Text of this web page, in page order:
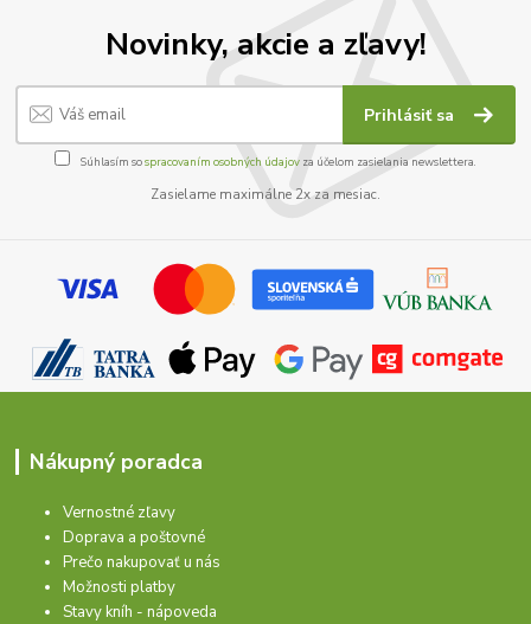
Novinky, akcie a zľavy!
Prihlásiť sa
Súhlasím sospracovaním osobných údajov za účelom zasielania newslettera.
Zasielame maximálne 2x za mesiac.
Nákupný poradca
Vernostné zľavy
Doprava a poštovné
Prečo nakupovať u nás
Možnosti platby
Stavy kníh - nápoveda